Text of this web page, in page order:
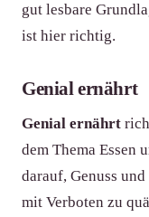
gut lesbare
ist hier richtig.
Genial ernährt
Genial ernährt
dem Thema Essen
darauf, Genuss
mit Verboten zu